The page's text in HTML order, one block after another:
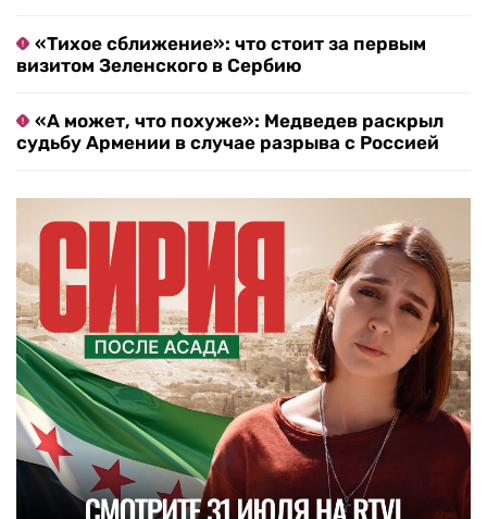
«Тихое сближение»: что стоит за первым
визитом Зеленского в Сербию
«А может, что похуже»: Медведев раскрыл
судьбу Армении в случае разрыва с Россией